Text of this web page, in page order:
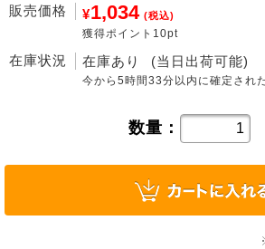
販売価格
¥1,034 (税込)
獲得ポイント10pt
在庫状況 在庫あり (当日出荷可能)
今から5時間33分 以内に確定され
数量：